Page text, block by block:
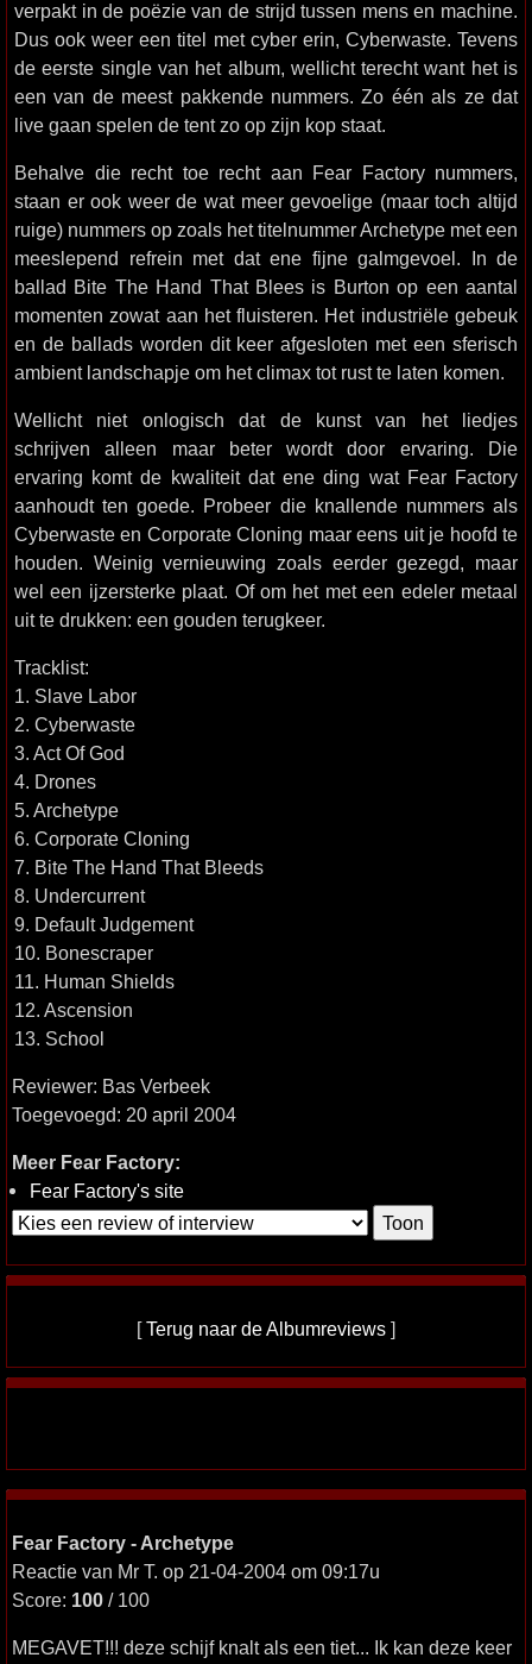
verpakt in de poëzie van de strijd tussen mens en machine.
Dus ook weer een titel met cyber erin, Cyberwaste. Tevens
de eerste single van het album, wellicht terecht want het is
een van de meest pakkende nummers. Zo één als ze dat
live gaan spelen de tent zo op zijn kop staat.
Behalve die recht toe recht aan Fear Factory nummers,
staan er ook weer de wat meer gevoelige (maar toch altijd
ruige) nummers op zoals het titelnummer Archetype met een
meeslepend refrein met dat ene fijne galmgevoel. In de
ballad Bite The Hand That Blees is Burton op een aantal
momenten zowat aan het fluisteren. Het industriële gebeuk
en de ballads worden dit keer afgesloten met een sferisch
ambient landschapje om het climax tot rust te laten komen.
Wellicht niet onlogisch dat de kunst van het liedjes
schrijven alleen maar beter wordt door ervaring. Die
ervaring komt de kwaliteit dat ene ding wat Fear Factory
aanhoudt ten goede. Probeer die knallende nummers als
Cyberwaste en Corporate Cloning maar eens uit je hoofd te
houden. Weinig vernieuwing zoals eerder gezegd, maar
wel een ijzersterke plaat. Of om het met een edeler metaal
uit te drukken: een gouden terugkeer.
Tracklist:
1. Slave Labor
2. Cyberwaste
3. Act Of God
4. Drones
5. Archetype
6. Corporate Cloning
7. Bite The Hand That Bleeds
8. Undercurrent
9. Default Judgement
10. Bonescraper
11. Human Shields
12. Ascension
13. School
Reviewer: Bas Verbeek
Toegevoegd: 20 april 2004
Meer Fear Factory:
Fear Factory's site
[Terug naar de Albumreviews ]
Fear Factory - Archetype
Reactie van Mr T. op 21-04-2004 om 09:17u
Score: 100 / 100
MEGAVET!!! deze schijf knalt als een tiet... Ik kan deze keer